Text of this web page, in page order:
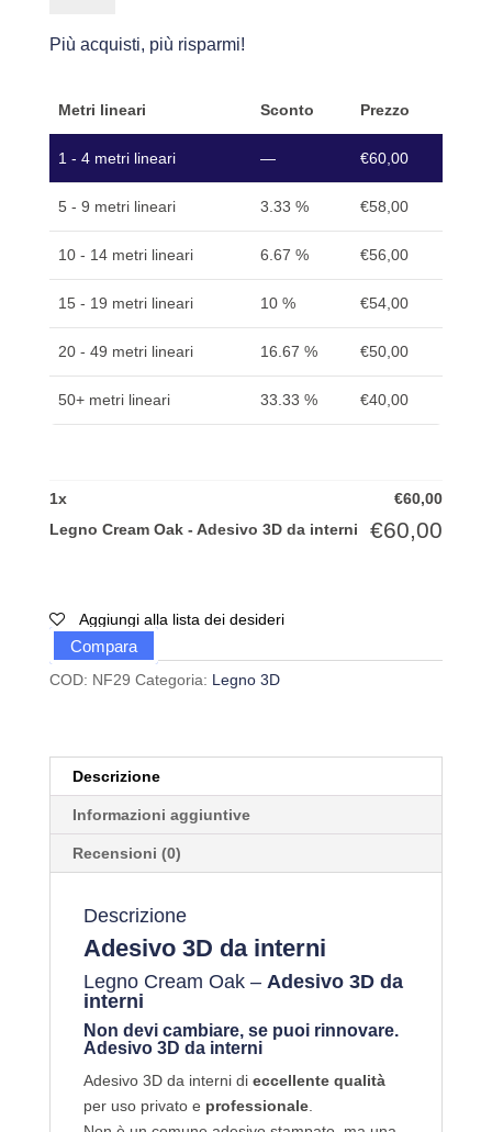
-
da
quantità
Più acquisti, più risparmi!
Metri lineari Sconto Prezzo
1 - 4 metri lineari — €60,00
5 - 9 metri lineari 3.33 % €58,00
10 - 14 metri lineari 6.67 % €56,00
15 - 19 metri lineari 10 % €54,00
20 - 49 metri lineari 16.67 % €50,00
50+ metri lineari 33.33 % €40,00
1x €60,00
Legno Cream Oak - Adesivo 3D da interni
€60,00
Aggiungi alla lista dei desideri
Compara
COD: NF29 Categoria: Legno 3D
Descrizione
Informazioni aggiuntive
Recensioni (0)
Descrizione
Adesivo 3D da interni
Legno Cream Oak – Adesivo 3D da
interni
Non devi cambiare, se puoi rinnovare.
Adesivo 3D da interni
Adesivo 3D da interni di eccellente qualità
per uso privato e professionale.